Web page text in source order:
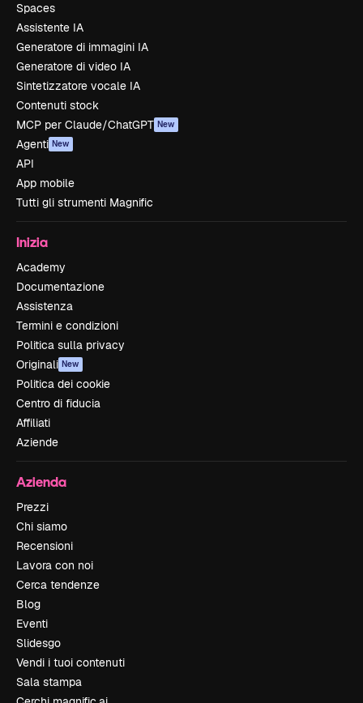
Spaces
Assistente IA
Generatore di immagini IA
Generatore di video IA
Sintetizzatore vocale IA
Contenuti stock
MCP per Claude/ChatGPT New
Agenti New
API
App mobile
Tutti gli strumenti Magnific
Inizia
Academy
Documentazione
Assistenza
Termini e condizioni
Politica sulla privacy
Originali New
Politica dei cookie
Centro di fiducia
Affiliati
Aziende
Azienda
Prezzi
Chi siamo
Recensioni
Lavora con noi
Cerca tendenze
Blog
Eventi
Slidesgo
Vendi i tuoi contenuti
Sala stampa